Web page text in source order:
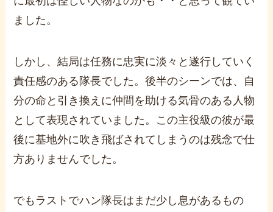
ました。
しかし、結局は任務に忠実に淡々と遂行していく
責任感のある隊長でした。後半のシーンでは、自
分の命と引き換えに仲間を助ける気骨のある人物
として表現されていました。 この主役級の彼が最
後に基地外に吹き飛ばされてしまうのは残念で仕
方ありませんでした。
でもラストでハン隊長はまだ少し息があるもの